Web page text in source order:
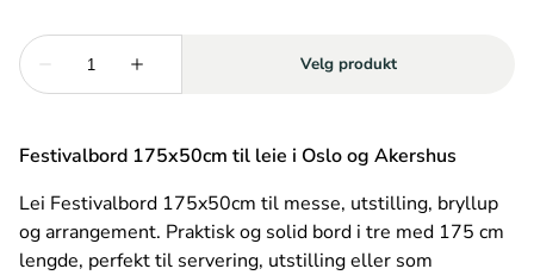
Festivalbord 175x50cm til leie i Oslo og Akershus
Lei Festivalbord 175x50cm til messe, utstilling, bryllup
og arrangement. Praktisk og solid bord i tre med 175 cm
lengde, perfekt til servering, utstilling eller som